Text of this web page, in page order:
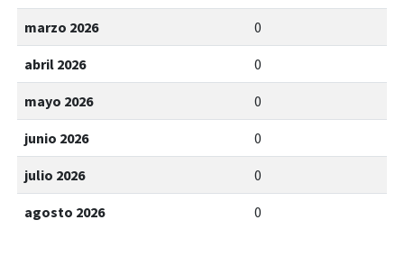
marzo 2026 0
abril 2026 0
mayo 2026 0
junio 2026 0
julio 2026 0
agosto 2026 0